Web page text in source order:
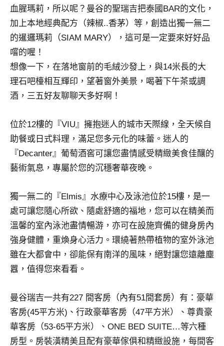
會
及
活
動
主
持、
學
企
講
座、
部
客
旅
遊
雜
專
欄、
觀
局
作
達
人
血腥瑪莉，所以呢？曼谷的聖瑞吉把泰國BAR的文化，
加上本地經典配方（辣椒..香茅）等，創造出獨一無二
的暹邏瑪莉（SIAM MARY），這可是一定要來好好品
嚐的喔！
想像一下，在落地窗前的毛絨沙發上，與14米長的大
理石吧檯相互輝印，望著窗外美景，喝著下午茶或調
酒，三五好友聊聊天多好啊！
位於12樓的『VIU』擁抱迷人的城市天際線，全天候自
助餐或日式料理，滿足您多元化的味蕾。迷人的
『Decanter』葡萄酒窖可讓您盡情感受精緻美食佳釀的
藝術氣息，專屬於您的沉穩奢華夜晚。
獨一無二的『Elmis』水療中心及泳池位於15樓，是一
處可讓您隨心所欲、隨處舒適的福地，您可以在精美而
溫馨的室內泳池盡情暢游，亦可在設施齊備的健身房內
強身健體，重煥身心活力。環繞著熱帶植物的室外泳池
雖在大都會中，卻能保有南洋的風味，絕對讓您遠離塵
囂，值得您來看看。
曼谷瑞吉一共有227 間客房（內有51間套房）有：豪華
客房(45平方米)、行政豪華客房（47平方米）、尊貴豪
華客房（53-65平方米）、ONE BED SUITE…等六種
房型。房裝潢精美且配有豪華傢俱和精緻設施，每間客